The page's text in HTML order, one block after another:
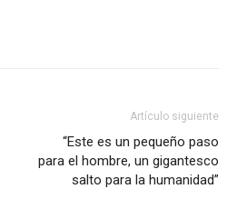
Artículo siguiente
“Este es un pequeño paso
para el hombre, un gigantesco
salto para la humanidad”